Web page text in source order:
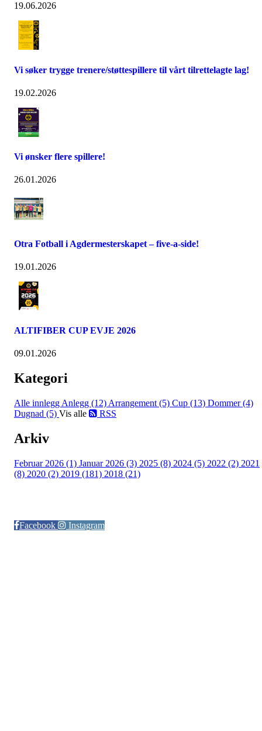
19.06.2026
Vi søker trygge trenere/støttespillere til vårt tilrettelagte lag!
19.02.2026
Vi ønsker flere spillere!
26.01.2026
Otra Fotball i Agdermesterskapet – five-a-side!
19.01.2026
ALTIFIBER CUP EVJE 2026
09.01.2026
Kategori
Alle innlegg Anlegg (12) Arrangement (5) Cup (13) Dommer (4)
Dugnad (5) Vis alle RSS
Arkiv
Februar 2026 (1) Januar 2026 (3) 2025 (8) 2024 (5) 2022 (2) 2021
(8) 2020 (2) 2019 (181) 2018 (21)
Facebook
Instagram